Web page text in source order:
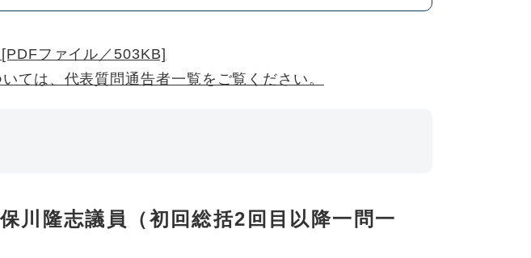
ファイル／503KB]
ては、代表質問通告者一覧をご覧ください。
川隆志議員（初回総括2回目以降一問一